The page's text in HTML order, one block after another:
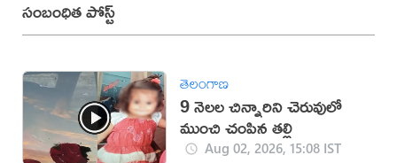
సంబంధిత పోస్ట్
తెలంగాణ
9 నెలల చిన్నారిని చెరువులో
ముంచి చంపిన తల్లి
Aug 02, 2026, 15:08 IST